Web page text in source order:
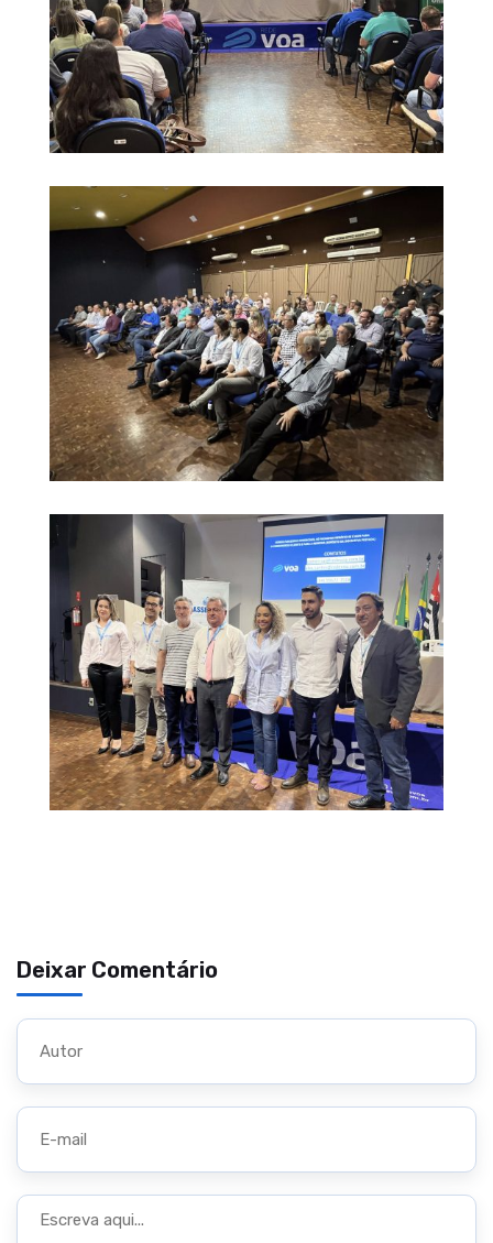
Deixar Comentário